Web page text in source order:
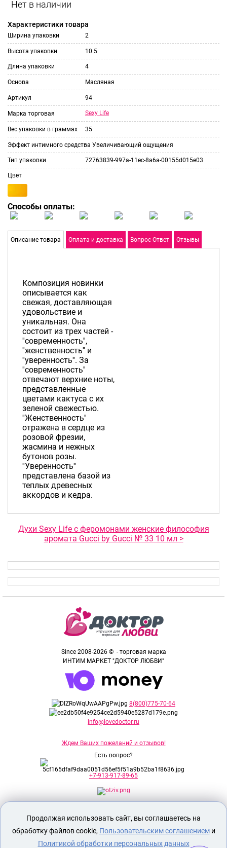
и
сравнить
ИЗБРАННОЕ
Характеристики товара
Ширина упаковки 2
Высота упаковки 10.5
Длина упаковки 4
Основа Масляная
Артикул 94
Марка торговая Sexy Life
Вес упаковки в граммах 35
Эффект интимного средства Увеличивающий ощущения
Тип упаковки 72763839-997a-11ec-8a6a-00155d015e03
Цвет
Способы оплаты:
Описание товара Оплата и доставка Вопрос-Ответ Отзывы
Композиция новинки
описывается как
свежая, доставляющая
удовольствие и
уникальная. Она
состоит из трех частей -
''современность'',
''женственность'' и
''уверенность''. За
''современность''
отвечают верхние ноты,
представленные
цветами кактуса с их
зеленой свежестью.
''Женственность''
отражена в сердце из
розовой фрезии,
жасмина и нежных
бутонов розы.
''Уверенность''
представлена базой из
теплых древесных
аккордов и кедра.
Духи Sexy Life с феромонами женские философия
аромата Gucci by Gucci № 33 10 мл >
Since 2008-2026 © - торговая марка
ИНТИМ МАРКЕТ "ДОКТОР ЛЮБВИ"
8(800)775-70-64
info@lovedoctor.ru
Ждем Ваших пожеланий и отзывов!
Есть вопрос?
+7-913-917-89-65
Секс шоп Доктор Любви
исключительно для лиц старше 18 лет!
Евразийского соответствия.
Продолжая использовать сайт, вы соглашаетесь на
обработку файлов cookie, Пользовательским соглашениеми
Политикой обработки персональных данных